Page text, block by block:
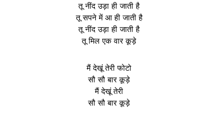
तू नींद उड़ा ही जाती है
तू सपने में आ ही जाती है
तू नींद उड़ा ही जाती है
तू मिल एक वार कूड़े
मैं देखूं तेरी फोटो
सौ सौ बार कूड़े
मैं देखूं तेरी
सौ सौ बार कूड़े